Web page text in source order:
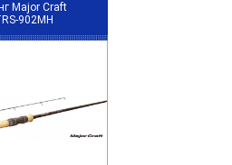
Major Craft
902MH